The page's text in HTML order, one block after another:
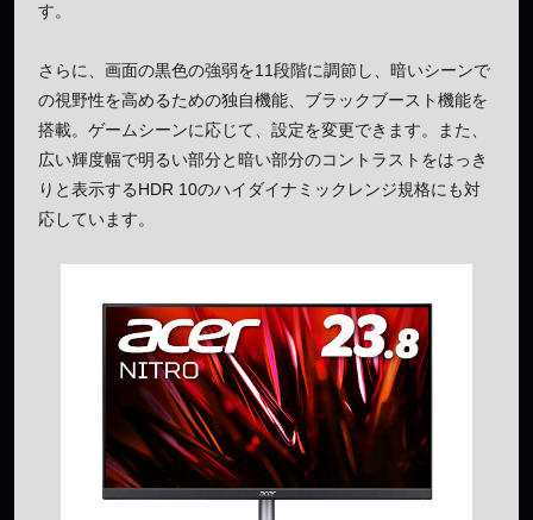
す。
さらに、画面の黒色の強弱を11段階に調節し、暗いシーンで
の視野性を高めるための独自機能、ブラックブースト機能を
搭載。ゲームシーンに応じて、設定を変更できます。また、
広い輝度幅で明るい部分と暗い部分のコントラストをはっき
りと表示するHDR 10のハイダイナミックレンジ規格にも対
応しています。